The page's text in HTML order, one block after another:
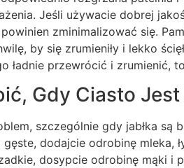
Jeśli używacie dobrej
zminimalizować się.
by się zrumieniły i lekko
ładnie przewrócić i zrumienić,
Gdy Ciasto
szczególnie gdy jabłka są
dodajcie odrobinę mleka,
dosypcie odrobinę mąki i